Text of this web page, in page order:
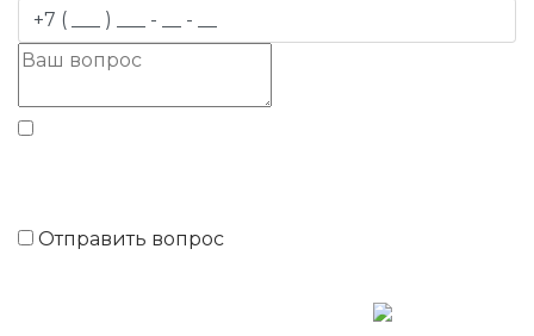
Отправить вопрос